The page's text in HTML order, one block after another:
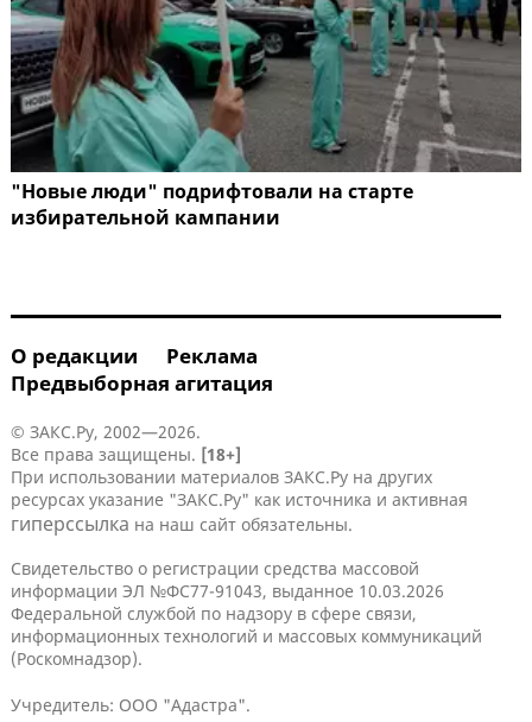
"Новые люди" подрифтовали на старте
избирательной кампании
О редакции
Реклама
Предвыборная агитация
© ЗАКС.Ру, 2002—2026.
Все права защищены. [18+]
При использовании материалов ЗАКС.Ру на других
ресурсах указание "ЗАКС.Ру" как источника и активная
гиперссылка на наш сайт обязательны.
Свидетельство о регистрации средства массовой
информации ЭЛ №ФС77-91043, выданное 10.03.2026
Федеральной службой по надзору в сфере связи,
информационных технологий и массовых коммуникаций
(Роскомнадзор).
Учредитель: ООО "Адастра".